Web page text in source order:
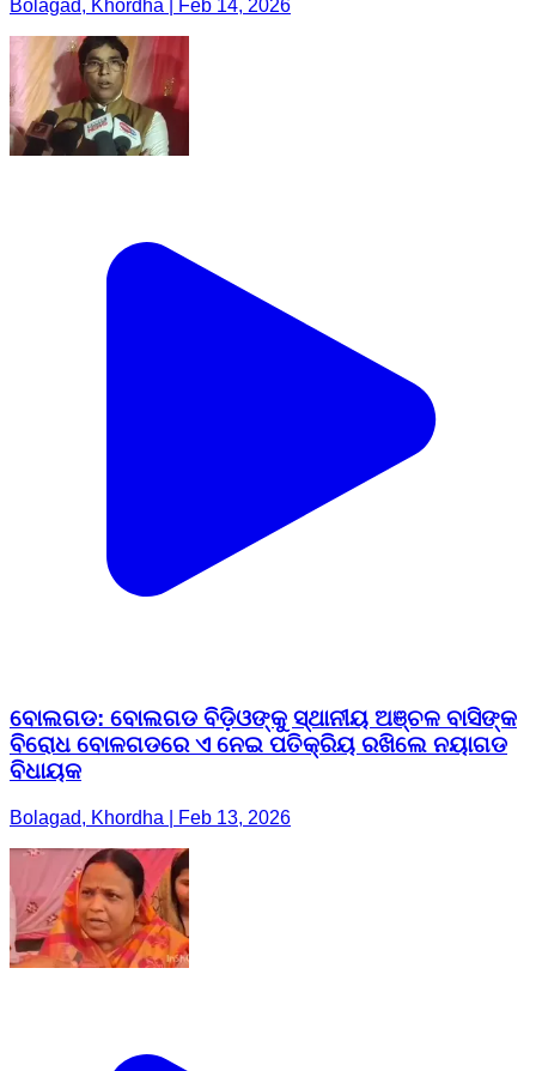
Bolagad, Khordha | Feb 14, 2026
ବୋଲଗଡ: ବୋଲଗଡ ବିଡ଼ିଓଙ୍କୁ ସ୍ଥାନୀୟ ଅଞ୍ଚଳ ବାସିଙ୍କ
ବିରୋଧ ବୋଳଗଡରେ ଏ ନେଇ ପତିକ୍ରିୟ ରଖିଲେ ନୟାଗଡ
ବିଧାୟକ
Bolagad, Khordha | Feb 13, 2026